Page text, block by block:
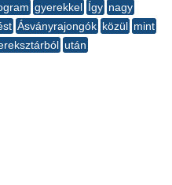
gyerekkel Így nagy
Ásványrajongók közül mint
után